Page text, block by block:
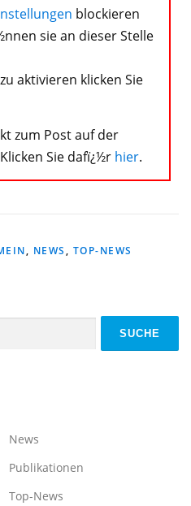
blockieren
sie an dieser Stelle
aktivieren klicken Sie
zum Post auf der
Sie dafï¿½r hier.
, NEWS, TOP-NEWS
News
Publikationen
Top-News